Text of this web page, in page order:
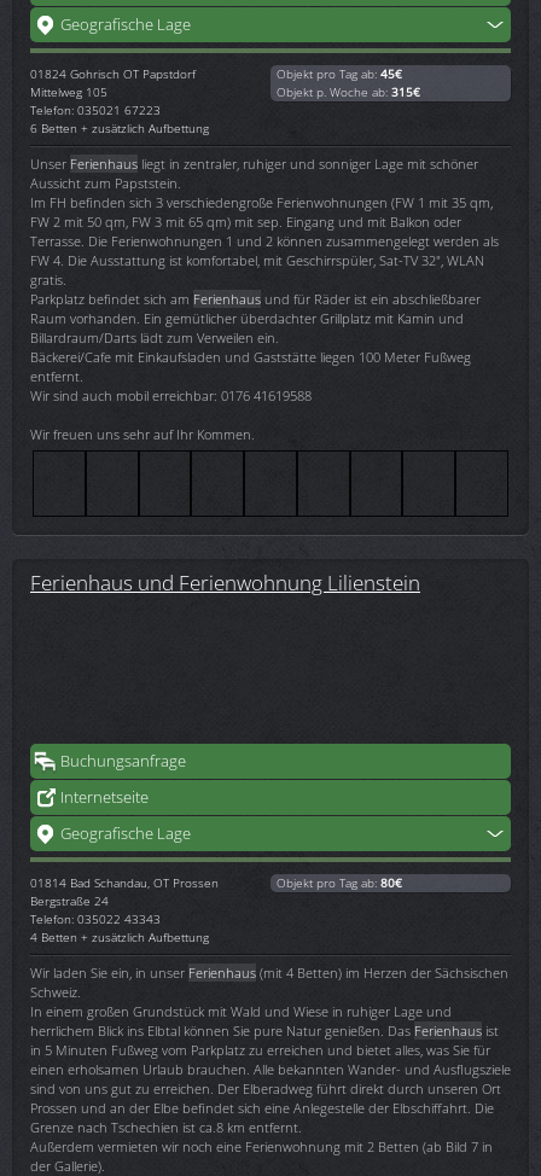
Geografische Lage
01824 Gohrisch OT Papstdorf
Mittelweg 105
Telefon: 035021 67223
6 Betten + zusätzlich Aufbettung
Objekt pro Tag ab: 45€
Objekt p. Woche ab: 315€
Unser Ferienhaus liegt in zentraler, ruhiger und sonniger Lage mit schöner
Aussicht zum Papststein.
Im FH befinden sich 3 verschiedengroße Ferienwohnungen (FW 1 mit 35 qm,
FW 2 mit 50 qm, FW 3 mit 65 qm) mit sep. Eingang und mit Balkon oder
Terrasse. Die Ferienwohnungen 1 und 2 können zusammengelegt werden als
FW 4. Die Ausstattung ist komfortabel, mit Geschirrspüler, Sat-TV 32", WLAN
gratis.
Parkplatz befindet sich am Ferienhaus und für Räder ist ein abschließbarer
Raum vorhanden. Ein gemütlicher überdachter Grillplatz mit Kamin und
Billardraum/Darts lädt zum Verweilen ein.
Bäckerei/Cafe mit Einkaufsladen und Gaststätte liegen 100 Meter Fußweg
entfernt.
Wir sind auch mobil erreichbar: 0176 41619588
Wir freuen uns sehr auf Ihr Kommen.
Ferienhaus und Ferienwohnung Lilienstein
Buchungsanfrage
Internetseite
Geografische Lage
01814 Bad Schandau, OT Prossen
Bergstraße 24
Telefon: 035022 43343
4 Betten + zusätzlich Aufbettung
Objekt pro Tag ab: 80€
Wir laden Sie ein, in unser Ferienhaus (mit 4 Betten) im Herzen der Sächsischen
Schweiz.
In einem großen Grundstück mit Wald und Wiese in ruhiger Lage und
herrlichem Blick ins Elbtal können Sie pure Natur genießen. Das Ferienhaus ist
in 5 Minuten Fußweg vom Parkplatz zu erreichen und bietet alles, was Sie für
einen erholsamen Urlaub brauchen. Alle bekannten Wander- und Ausflugsziele
sind von uns gut zu erreichen. Der Elberadweg führt direkt durch unseren Ort
Prossen und an der Elbe befindet sich eine Anlegestelle der Elbschiffahrt. Die
Grenze nach Tschechien ist ca.8 km entfernt.
Außerdem vermieten wir noch eine Ferienwohnung mit 2 Betten (ab Bild 7 in
der Gallerie).